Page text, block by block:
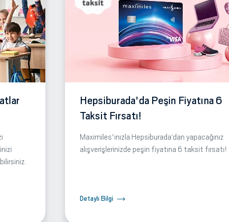
Hepsiburada'da Peşin Fiyatına 6
Taksit Fırsatı!
Maximiles'ınızla Hepsiburada‘dan yapacağınız
alışverişlerinizde peşin fiyatına 6 taksit fırsatı!
Detaylı Bilgi